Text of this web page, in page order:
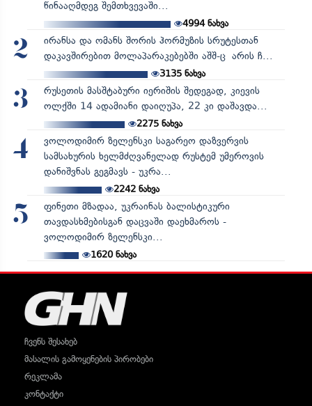
წინააღმდეგ შემთხვევაში...
4994ნახვა
2
ირანსა და ომანს შორის ჰორმუზის სრუტესთან
დაკავშირებით მოლაპარაკებებში აშშ-ც არის ჩ...
3135ნახვა
3
რუსეთის მასშტაბური იერიშის შედეგად, კიევის
ოლქში 14 ადამიანი დაიღუპა, 22 კი დაშავდა...
2275ნახვა
4
ვოლოდიმირ ზელენსკი საგარეო დაზვერვის
სამსახურის ხელმძღვანელად რუსტემ უმეროვის
დანიშვნას გეგმავს - უკრა...
2242ნახვა
5
ფინეთი მზადაა, უკრაინას ბალისტიკური
თავდასხმებისგან დაცვაში დაეხმაროს -
ვოლოდიმირ ზელენსკი...
1620ნახვა
ჩვენს შესახებ
მასალის გამოყენების პირობები
რეკლამა
კონტაქტი